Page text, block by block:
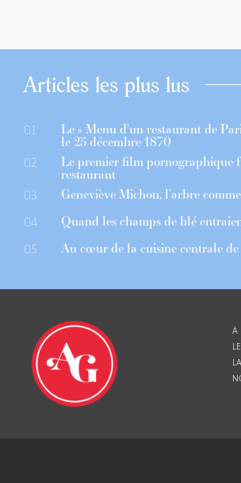
Articles les plus lus
01 Le « Menu d’un restaurant de
le 25 décembre 1870
02 Le premier film pornographique
restaurant
03 Geneviève Michon, l’arbre
04 Quand les champs de blé
05 Au cœur de la cuisine centrale
À